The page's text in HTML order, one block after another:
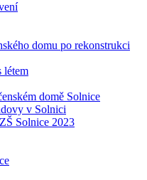
domu po rekonstrukci
létem
domě Solnice
v Solnici
Solnice 2023